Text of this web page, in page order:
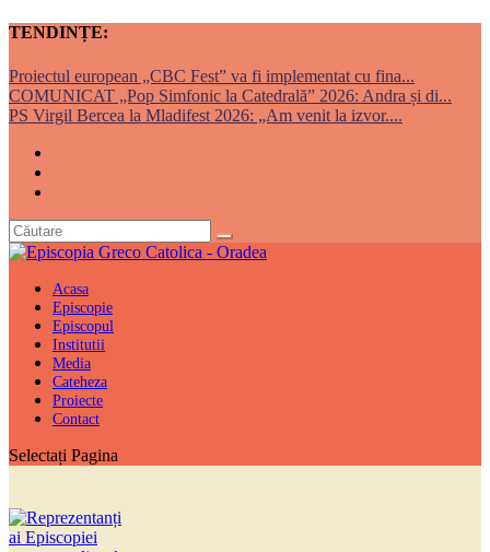
TENDINȚE:
Proiectul european „CBC Fest” va fi implementat cu fina...
COMUNICAT „Pop Simfonic la Catedrală” 2026: Andra și di...
PS Virgil Bercea la Mladifest 2026: „Am venit la izvor....
Acasa
Episcopie
Episcopul
Institutii
Media
Cateheza
Proiecte
Contact
Selectați Pagina